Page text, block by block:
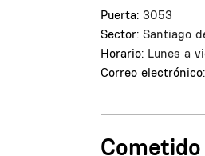
Puerta: 3053
Sector: Santiago
Horario: Lunes a
Correo electrónico:
Cometido